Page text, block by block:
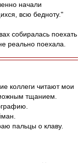
начали
всю бедноту."
собиралась поехать
реально поехала.
коллеги читают мои
тщанием.
пальцы о клаву.